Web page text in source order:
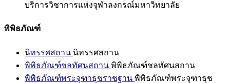
บริการวิชาการแห่งจุฬาลงกรณ์มหาวิทยาลัย
พิพิธภัณฑ์
นิทรรศสถาน นิทรรศสถาน
พิพิธภัณฑ์ชลทัศนสถาน พิพิธภัณฑ์ชลทัศนสถาน
พิพิธภัณฑ์พระจุฑาธุชราชฐาน พิพิธภัณฑ์พระจุฑาธุช